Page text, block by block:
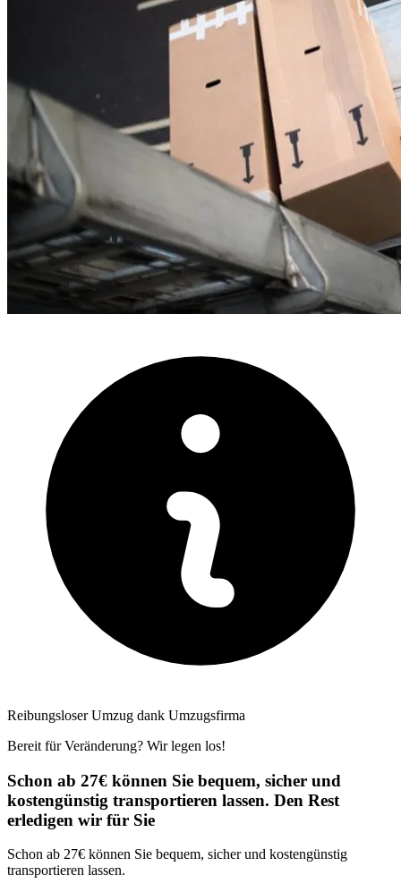
Reibungsloser Umzug dank Umzugsfirma
Bereit für Veränderung? Wir legen los!
Schon ab 27€ können Sie bequem, sicher und
kostengünstig transportieren lassen. Den Rest
erledigen wir für Sie
Schon ab 27€ können Sie bequem, sicher und kostengünstig
transportieren lassen.